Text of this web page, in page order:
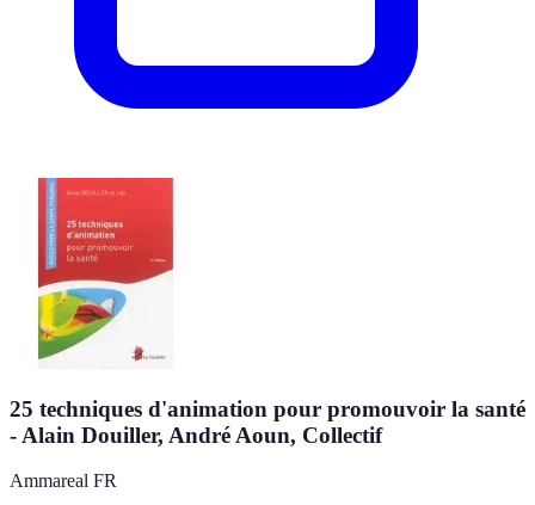
25 techniques d'animation pour promouvoir la santé
- Alain Douiller, André Aoun, Collectif
Ammareal FR